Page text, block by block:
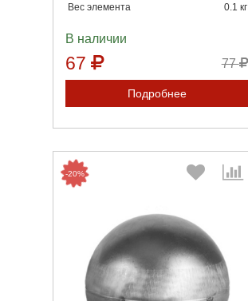
Вес элемента 0.1 кг
В наличии
67 77
Подробнее
-20%